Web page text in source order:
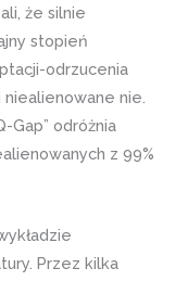
że silnie
stopień
odrzucenia
nie.
Gap” odróżnia
z 99%
Przez kilka